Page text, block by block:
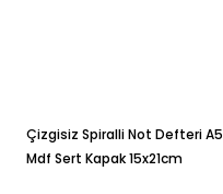
Çizgisiz Spiralli Not Defteri A5
Mdf Sert Kapak 15x21cm